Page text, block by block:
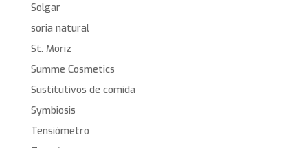
Solgar
soria natural
St. Moriz
Summe Cosmetics
Sustitutivos de comida
Symbiosis
Tensiómetro